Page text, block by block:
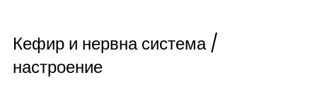
Кефир и нервна система /
настроение